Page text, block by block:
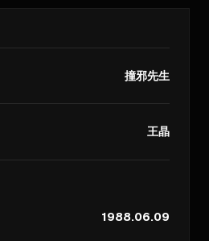
撞邪先生
王晶
1988.06.09